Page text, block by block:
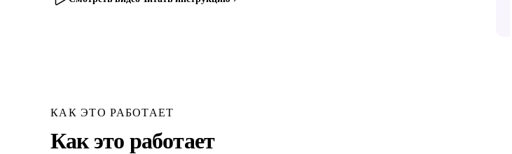
КАК ЭТО РАБОТАЕТ
Как это работает